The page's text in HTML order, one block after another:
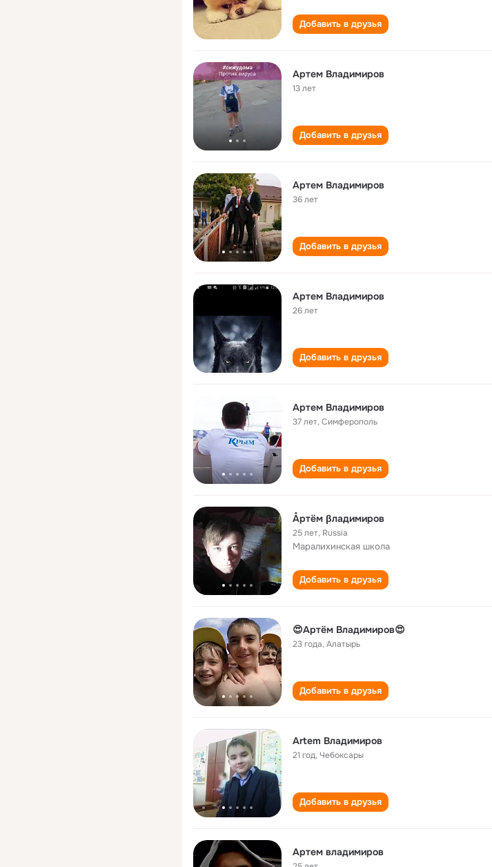
Добавить в друзья
Артем Владимиров
13 лет
Добавить в друзья
Артем Владимиров
36 лет
Добавить в друзья
Артем Владимиров
26 лет
Добавить в друзья
Артем Владимиров
37 лет,Симферополь
Добавить в друзья
Åртём βладимиров
25 лет, Russia
Маралихинская школа
Добавить в друзья
😍Артём Владимиров😍
23 года,Алатырь
Добавить в друзья
Artem Владимиров
21 год,Чебоксары
Добавить в друзья
Артем владимиров